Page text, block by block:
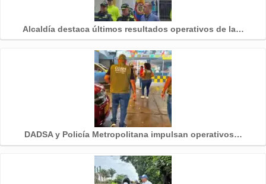
Alcaldía destaca últimos resultados operativos de la…
DADSA y Policía Metropolitana impulsan operativos…